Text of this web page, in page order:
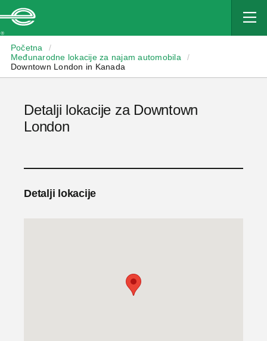
Početna
/
Međunarodne lokacije za najam automobila
/
Downtown London in Kanada
Detalji lokacije za Downtown
London
Detalji lokacije